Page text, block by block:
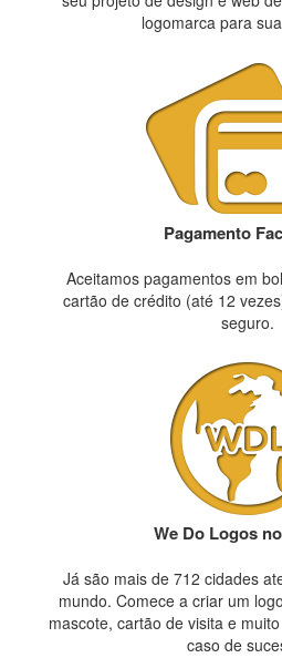
logomarca para
Pagamento
Aceitamos pagamentos em
cartão de crédito (até 12
seguro.
We Do Logos
Já são mais de 712 cidades
mundo. Comece a criar um
mascote, cartão de visita e
caso de